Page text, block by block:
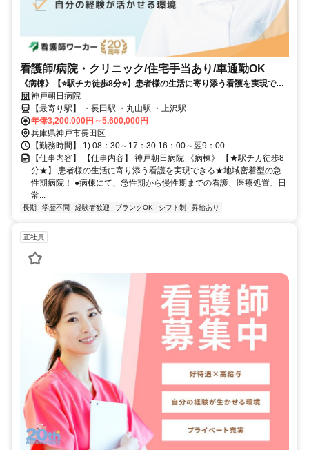
看護師/病院・クリニック/住宅手当あり/車通勤OK
《病棟》【⭐駅チカ徒歩8分⭐】患者様の生活に寄り添う看護を実現でき
る⭐地域密着型の急性期病院❗️
神戸朝日病院
【最寄り駅】 ・長田駅 ・丸山駅 ・上沢駅
年俸3,200,000円～5,600,000円
兵庫県神戸市長田区
【勤務時間】 1) 08：30～17：30 16：00～翌9：00
【仕事内容】 【仕事内容】 神戸朝日病院 《病棟》 【★駅チカ徒歩8
分★】 患者様の生活に寄り添う看護を実現できる★地域密着型の急
性期病院！ ●病棟にて、急性期から慢性期までの看護、医療処置、日
常...
長期 学歴不問 経験者歓迎 ブランクOK シフト制 昇給あり
正社員